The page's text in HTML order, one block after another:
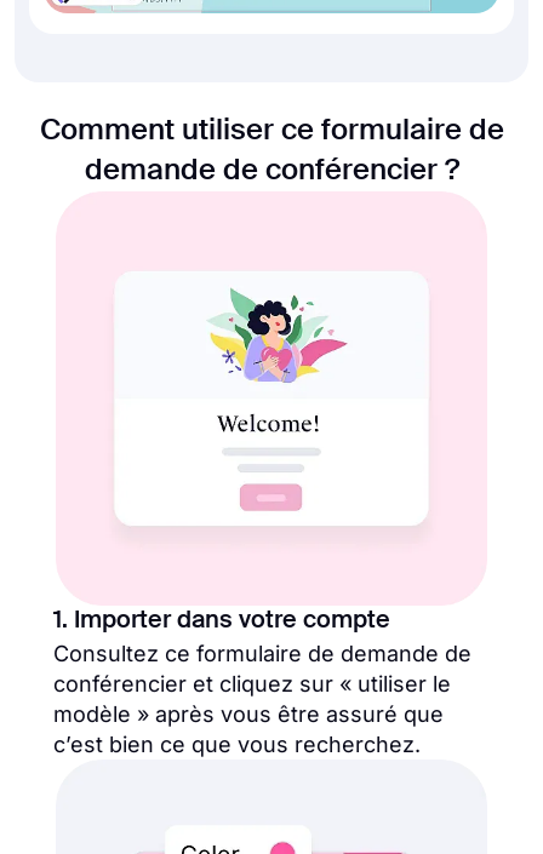
Comment utiliser ce formulaire de
demande de conférencier ?
1. Importer dans votre compte
Consultez ce formulaire de demande de
conférencier et cliquez sur « utiliser le
modèle » après vous être assuré que
c’est bien ce que vous recherchez.